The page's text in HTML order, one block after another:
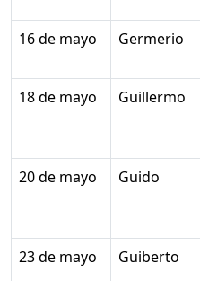
16 de mayo
Germerio
18 de mayo
Guillermo
20 de mayo
Guido
23 de mayo
Guiberto